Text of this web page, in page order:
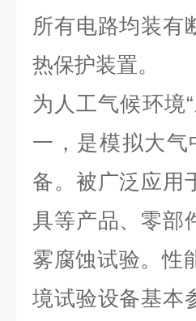
所有电路均装有
热保护装置。
为人工气候环境
一，是模拟大
备。被广泛应用
具等产品、零部
雾腐蚀试验。性
境试验设备基本